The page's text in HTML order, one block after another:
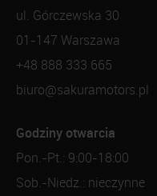
ul. Górczewska 30
01-147 Warszawa
+48 888 333 665
biuro@sakuramotors.pl
Godziny otwarcia
Pon.-Pt.: 9:00-18:00
Sob.-Niedz.: nieczynne